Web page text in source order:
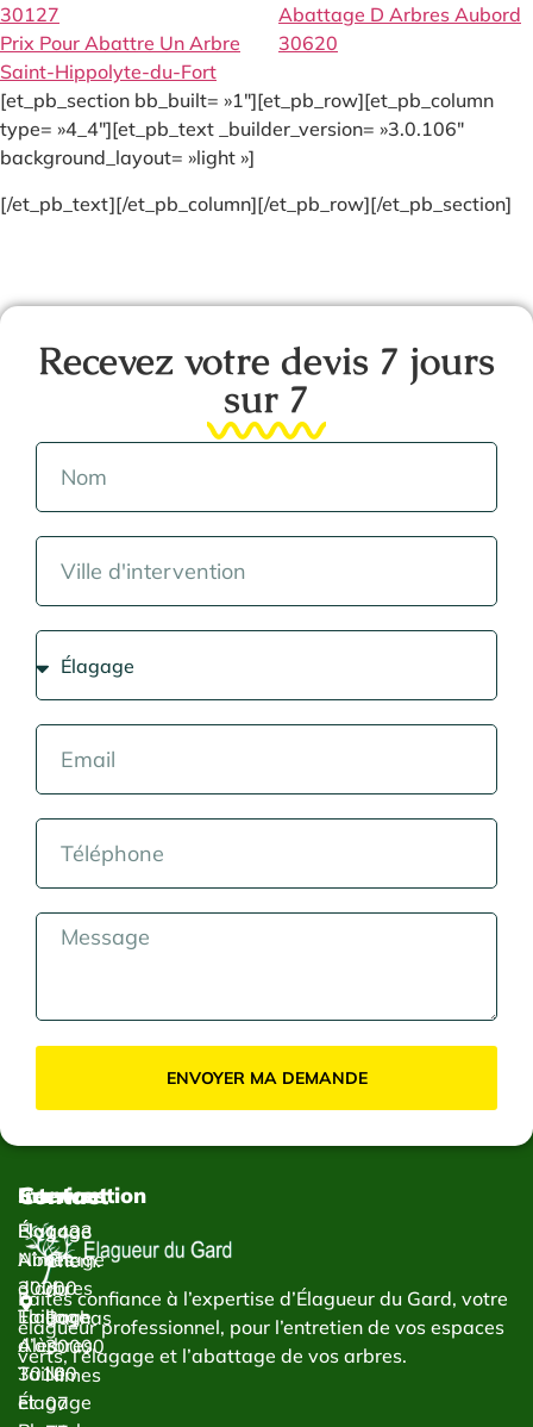
30127
Prix Pour Abattre Un Arbre
Saint-Hippolyte-du-Fort
Abattage D Arbres Aubord
30620
[et_pb_section bb_built= »1″][et_pb_row][et_pb_column
type= »4_4″][et_pb_text _builder_version= »3.0.106″
background_layout= »light »]
[/et_pb_text][/et_pb_column][/et_pb_row][/et_pb_section]
Recevez votre devis 7 jours
sur 7
ENVOYER MA DEMANDE
Faites confiance à l’expertise d’Élagueur du Gard, votre
élagueur professionnel, pour l’entretien de vos espaces
verts, l’élagage et l’abattage de vos arbres.
Services
Élagage
Abattage
d’arbres
Taillage
d’arbres
Taille
et
Intervention
Élagage
Nîmes
30000
Élagage
Alès
30100
Élagage
Contact
1433
Chem.
du
Bachas
30000
Nîmes
07